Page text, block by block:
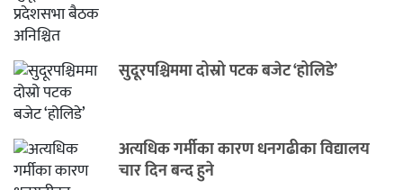
सुदूरपश्चिममा दोस्रो पटक बजेट ‘होलिडे’
अत्यधिक गर्मीका कारण धनगढीका विद्यालय
चार दिन बन्द हुने